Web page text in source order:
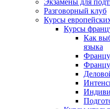
Разговорный клуб
Курсы
Курсы
Как
языка